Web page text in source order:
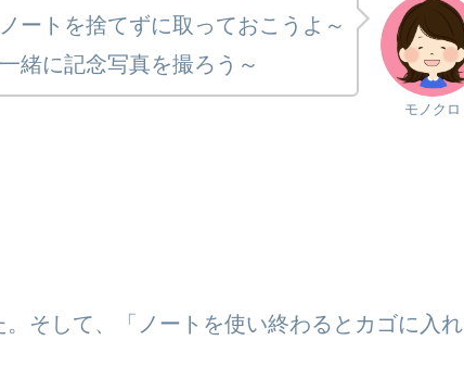
モノクロ
ートを捨てずに取っておこうよ～
緒に記念写真を撮ろう～
そして、「ノートを使い終わるとカゴに入れ